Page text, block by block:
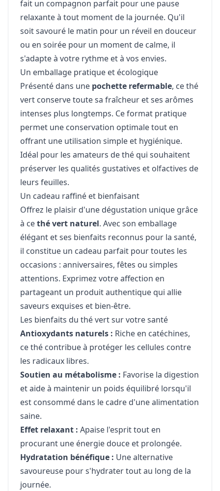
fait un compagnon parfait pour une pause
relaxante à tout moment de la journée. Qu'il
soit savouré le matin pour un réveil en douceur
ou en soirée pour un moment de calme, il
s'adapte à votre rythme et à vos envies.
Un emballage pratique et écologique
Présenté dans une pochette refermable, ce thé
vert conserve toute sa fraîcheur et ses arômes
intenses plus longtemps. Ce format pratique
permet une conservation optimale tout en
offrant une utilisation simple et hygiénique.
Idéal pour les amateurs de thé qui souhaitent
préserver les qualités gustatives et olfactives de
leurs feuilles.
Un cadeau raffiné et bienfaisant
Offrez le plaisir d'une dégustation unique grâce
à cethé vert naturel. Avec son emballage
élégant et ses bienfaits reconnus pour la santé,
il constitue un cadeau parfait pour toutes les
occasions : anniversaires, fêtes ou simples
attentions. Exprimez votre affection en
partageant un produit authentique qui allie
saveurs exquises et bien-être.
Les bienfaits du thé vert sur votre santé
Antioxydants naturels : Riche en catéchines,
ce thé contribue à protéger les cellules contre
les radicaux libres.
Soutien au métabolisme : Favorise la digestion
et aide à maintenir un poids équilibré lorsqu'il
est consommé dans le cadre d'une alimentation
saine.
Effet relaxant : Apaise l'esprit tout en
procurant une énergie douce et prolongée.
Hydratation bénéfique : Une alternative
savoureuse pour s'hydrater tout au long de la
journée.